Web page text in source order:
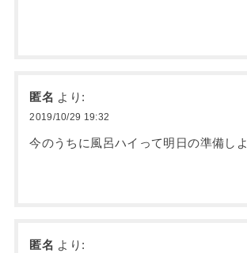
匿名 より:
2019/10/29 19:32
今のうちに風呂ハイって明日の準備しよ
匿名 より: